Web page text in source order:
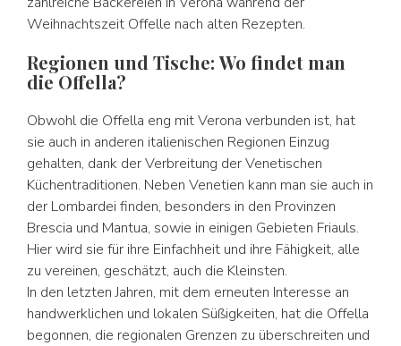
Weihnachtszeit Offelle nach alten Rezepten.
Regionen und Tische: Wo findet man
die Offella?
Obwohl die Offella eng mit Verona verbunden ist, hat
sie auch in anderen italienischen Regionen Einzug
gehalten, dank der Verbreitung der Venetischen
Küchentraditionen. Neben Venetien kann man sie auch in
der Lombardei finden, besonders in den Provinzen
Brescia und Mantua, sowie in einigen Gebieten Friauls.
Hier wird sie für ihre Einfachheit und ihre Fähigkeit, alle
zu vereinen, geschätzt, auch die Kleinsten.
In den letzten Jahren, mit dem erneuten Interesse an
handwerklichen und lokalen Süßigkeiten, hat die Offella
begonnen, die regionalen Grenzen zu überschreiten und